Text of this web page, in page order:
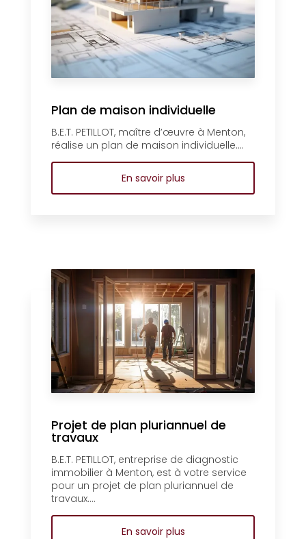
Plan de maison individuelle
B.E.T. PETILLOT, maître d’œuvre à Menton,
réalise un plan de maison individuelle....
En savoir plus
Projet de plan pluriannuel de
travaux
B.E.T. PETILLOT, entreprise de diagnostic
immobilier à Menton, est à votre service
pour un projet de plan pluriannuel de
travaux....
En savoir plus